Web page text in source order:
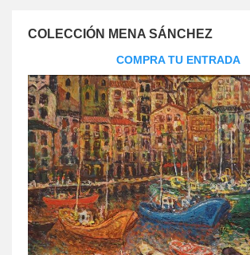
COLECCIÓN MENA SÁNCHEZ
COMPRA TU ENTRADA